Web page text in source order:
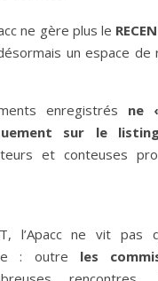
ne gère plus le
un espace de
enregistrés ne
sur le listing
et conteuses
l’Apacc ne vit pas
: outre les